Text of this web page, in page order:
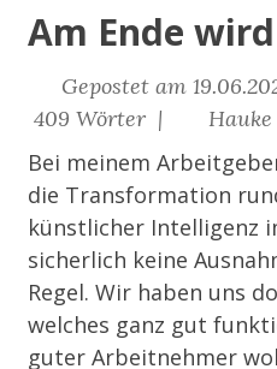
Am Ende
Gepostet am
409 Wörter |
Hauke
Bei meinem
die Transformation
künstlicher Intelligenz
sicherlich keine
Regel. Wir haben uns
welches ganz gut
guter Arbeitnehmer